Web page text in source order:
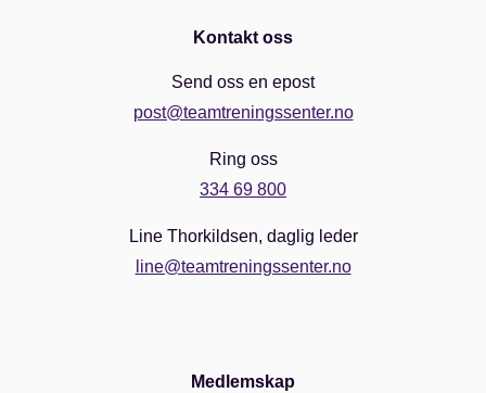
Kontakt oss
Send oss en epost
post@teamtreningssenter.no
Ring oss
334 69 800
Line Thorkildsen, daglig leder
line@teamtreningssenter.no
Medlemskap